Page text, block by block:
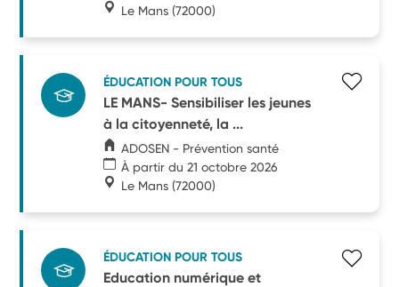
Le Mans (72000)
ÉDUCATION POUR TOUS
LE MANS- Sensibiliser les jeunes
à la citoyenneté, la ...
ADOSEN - Prévention santé
À partir du 21 octobre 2026
Le Mans (72000)
ÉDUCATION POUR TOUS
Education numérique et